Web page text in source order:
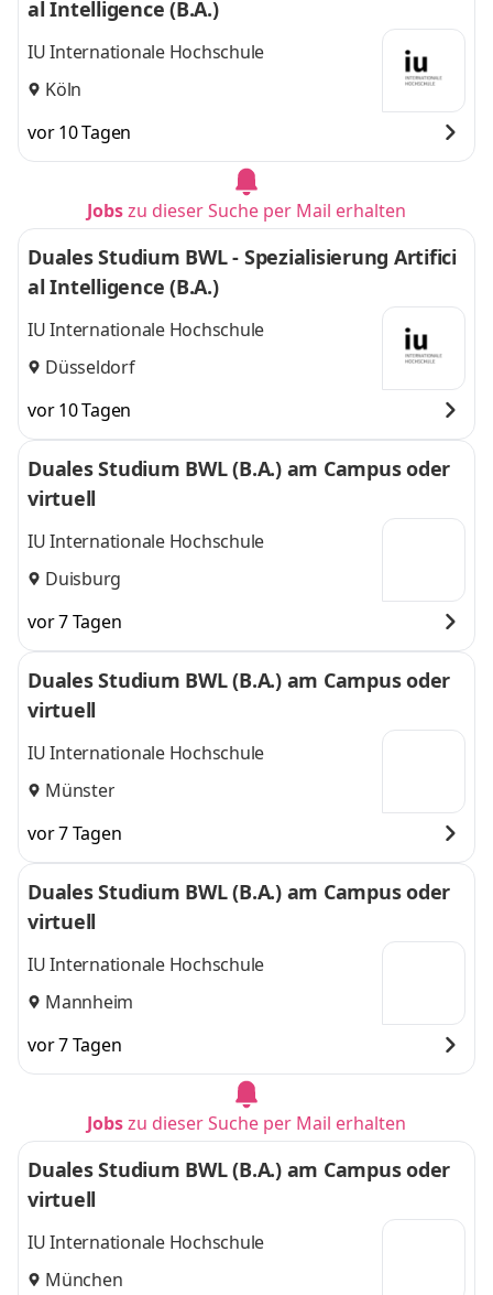
al Intelligence (B.A.)
IU Internationale Hochschule
Köln
vor 10 Tagen
Jobszu dieser Suche per Mail erhalten
Duales Studium BWL - Spezialisierung Artifici
al Intelligence (B.A.)
IU Internationale Hochschule
Düsseldorf
vor 10 Tagen
Duales Studium BWL (B.A.) am Campus oder
virtuell
IU Internationale Hochschule
Duisburg
vor 7 Tagen
Duales Studium BWL (B.A.) am Campus oder
virtuell
IU Internationale Hochschule
Münster
vor 7 Tagen
Duales Studium BWL (B.A.) am Campus oder
virtuell
IU Internationale Hochschule
Mannheim
vor 7 Tagen
Jobszu dieser Suche per Mail erhalten
Duales Studium BWL (B.A.) am Campus oder
virtuell
IU Internationale Hochschule
München